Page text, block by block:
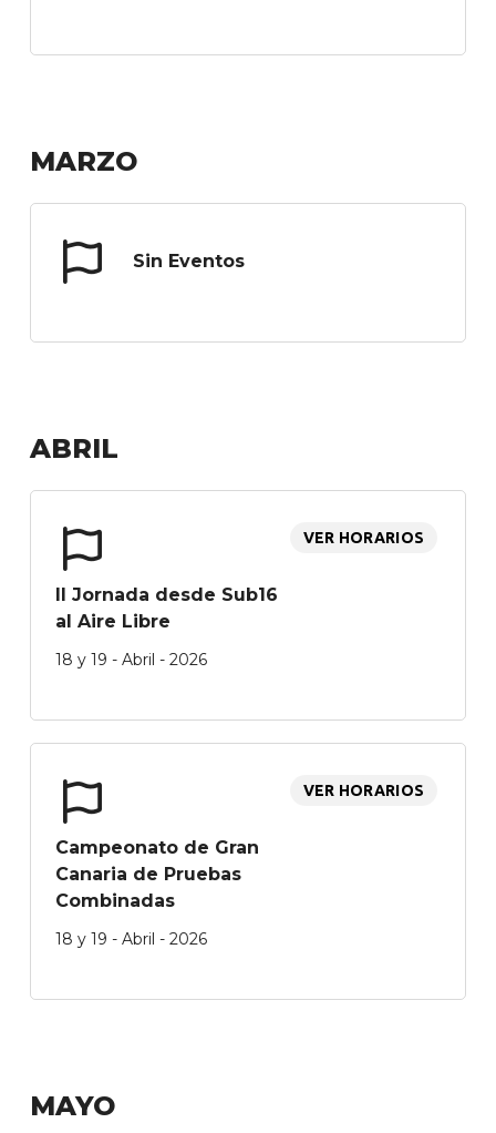
MARZO
Sin Eventos
ABRIL
II Jornada desde Sub16
al Aire Libre
18 y 19 - Abril - 2026
VER HORARIOS
Campeonato de Gran
Canaria de Pruebas
Combinadas
18 y 19 - Abril - 2026
VER HORARIOS
MAYO